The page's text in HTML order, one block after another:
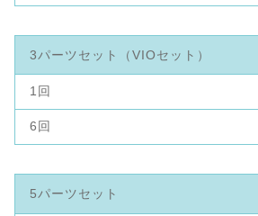
3パーツセット（VIOセット）
1回
6回
5パーツセット